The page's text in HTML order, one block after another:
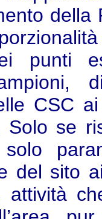
della
punti
CSC
Solo se
del sito
attività